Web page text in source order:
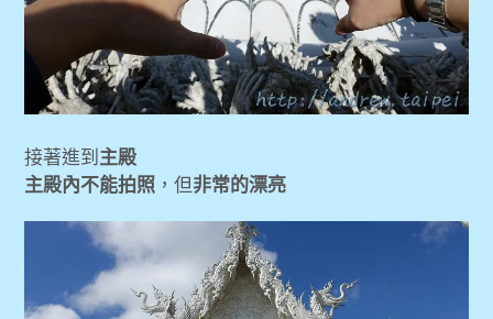
接著進到 主殿
主殿內不能拍照 ，但非常的漂亮